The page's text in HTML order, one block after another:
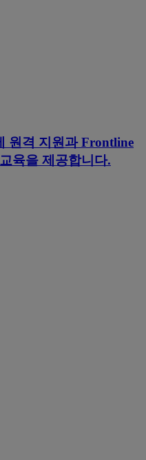
원격 지원과 Frontline
육을 제공합니다.